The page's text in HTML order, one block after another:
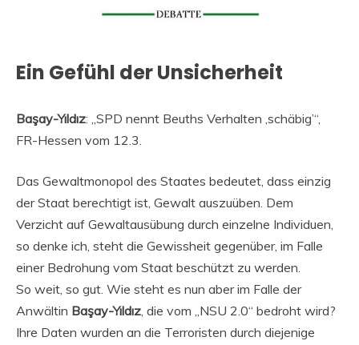
Ein Gefühl der Unsicherheit
Başay-Yıldız: „SPD nennt Beuths Verhalten ‚schäbig’“,
FR-Hessen vom 12.3.
Das Gewaltmonopol des Staates bedeutet, dass einzig
der Staat berechtigt ist, Gewalt auszuüben. Dem
Verzicht auf Gewaltausübung durch einzelne Individuen,
so denke ich, steht die Gewissheit gegenüber, im Falle
einer Bedrohung vom Staat beschützt zu werden.
So weit, so gut. Wie steht es nun aber im Falle der
Anwältin Başay-Yıldız, die vom „NSU 2.0“ bedroht wird?
Ihre Daten wurden an die Terroristen durch diejenige